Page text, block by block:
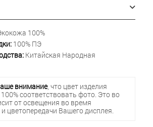
100%
100% ПЭ
Китайская Народная
внимание, что цвет изделия
соответствовать фото. Это во
от освещения во время
цветопередачи Вашего дисплея.